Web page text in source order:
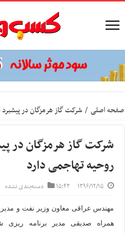
صفحه اصلی / شرکت گاز هرمزگان در
شرکت گاز هرمزگان در
روحیه تهاجمی دارد
۱۳۹۶/۱۲/۱۵ ۱۵:۴۳ دسته‌بندی نشده
مهندس عراقی معاون وزیر نفت و
همراه صدیقی مدیر برنامه